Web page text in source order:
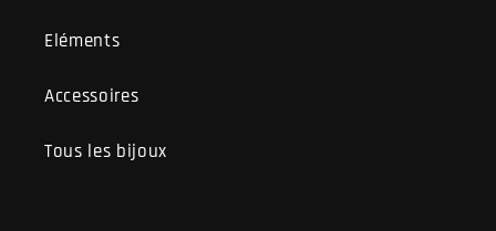
Eléments
Accessoires
Tous les bijoux